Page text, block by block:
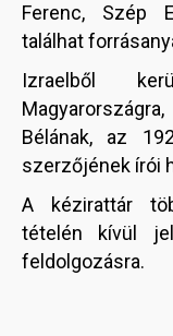
Ferenc, Szép
találhat
Izraelből
Bélának, az
szerzőjének írói
A kézirattár
tételén kívül
feldolgozásra.